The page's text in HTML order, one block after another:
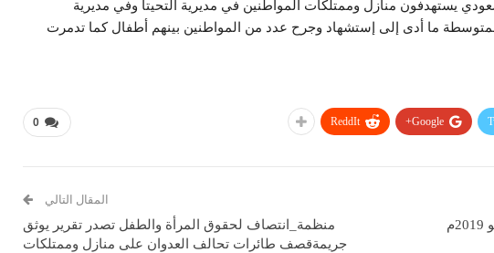
يستهدفون منازل وممتلكات المواطنين في مديرية التحيتا وفي مديرية
ما أدى إلى إستشهاد وجرح عدد من المواطنين بينهم أطفال كما تدمرت
0 Google+
ReddIt
المقال التالي
منظمة_انتصاف لحقوق المرأة والطفل تصدر تقرير يوثق
جريمةقصف طائرات تحالف العدوان على منازل وممتلكات